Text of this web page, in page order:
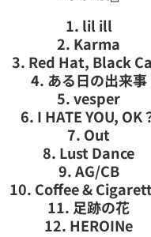
1. lil ill
2. Karma
3. Red Hat, Black
4. ある日の出来事
5. vesper
6. I HATE YOU, OK
7. Out
8. Lust Dance
9. AG/CB
10. Coffee &
11. 足跡の花
12. HEROINe